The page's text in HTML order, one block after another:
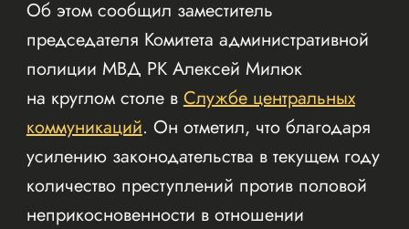
Об этом сообщил заместитель
председателя Комитета административной
полиции МВД РК Алексей Милюк
на круглом столе в Службе центральных
коммуникаций. Он отметил, что благодаря
усилению законодательства в текущем году
количество преступлений против половой
неприкосновенности в отношении